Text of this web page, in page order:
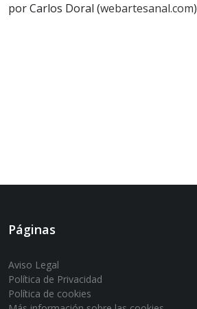
por Carlos Doral (webartesanal.com)
Páginas
Aviso Legal
Política de Privacidad
Política de cookies